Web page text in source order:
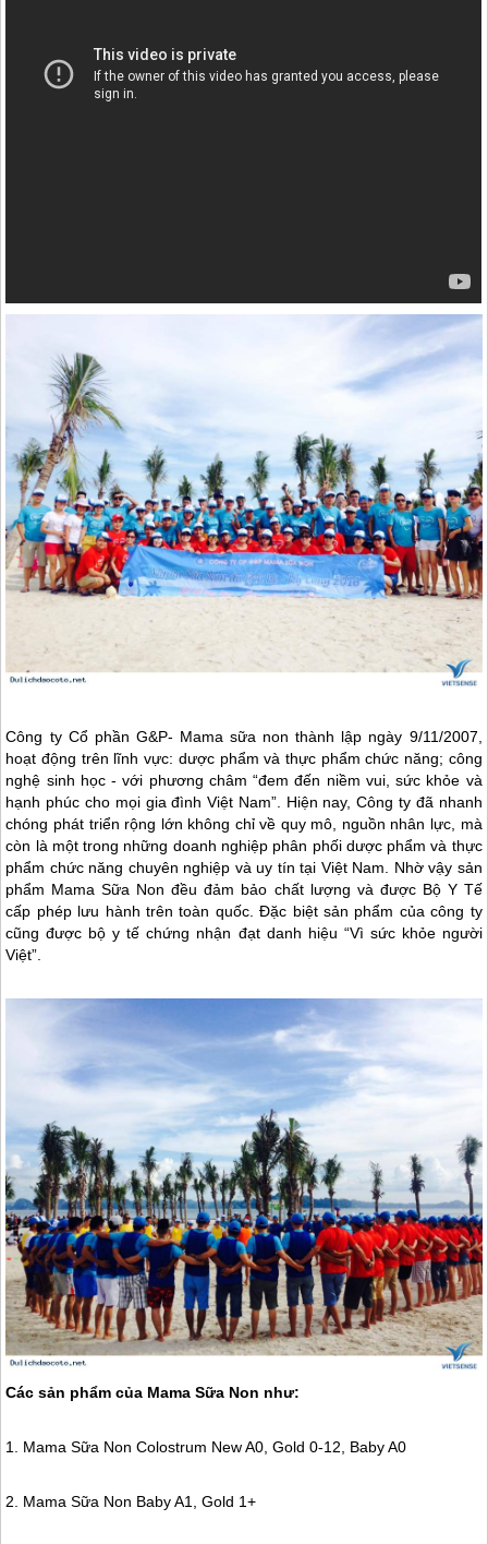
Công ty Cổ phần G&P- Mama sữa non thành lập ngày 9/11/2007,
hoạt động trên lĩnh vực: dược phẩm và thực phẩm chức năng; công
nghệ sinh học - với phương châm “đem đến niềm vui, sức khỏe và
hạnh phúc cho mọi gia đình Việt Nam”. Hiện nay, Công ty đã nhanh
chóng phát triển rộng lớn không chỉ về quy mô, nguồn nhân lực, mà
còn là một trong những doanh nghiệp phân phối dược phẩm và thực
phẩm chức năng chuyên nghiệp và uy tín tại Việt Nam. Nhờ vậy sản
phẩm Mama Sữa Non đều đảm bảo chất lượng và được Bộ Y Tế
cấp phép lưu hành trên toàn quốc. Đặc biệt sản phẩm của công ty
cũng được bộ y tế chứng nhận đạt danh hiệu “Vì sức khỏe người
Việt”.
Các sản phẩm của Mama Sữa Non như:
1. Mama Sữa Non Colostrum New A0, Gold 0-12, Baby A0
2. Mama Sữa Non Baby A1, Gold 1+